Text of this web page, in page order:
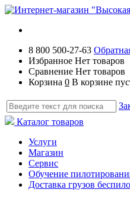
8 800 500-27-63
Избранное Нет товаров
Сравнение Нет товаров
Корзина 0 В корзине
Каталог товаров
Услуги
Магазин
Сервис
Обучение
Доставка грузов